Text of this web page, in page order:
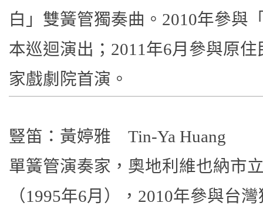
白」雙簧管獨奏曲。2010年參與
本巡迴演出；2011年6月參與原
家戲劇院首演。
豎笛：黃婷雅 Tin-Ya Huang
單簧管演奏家，奧地利維也納市
（1995年6月），2010年參與台